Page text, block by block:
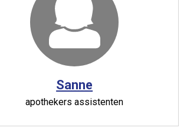
Sanne
apothekers assistenten